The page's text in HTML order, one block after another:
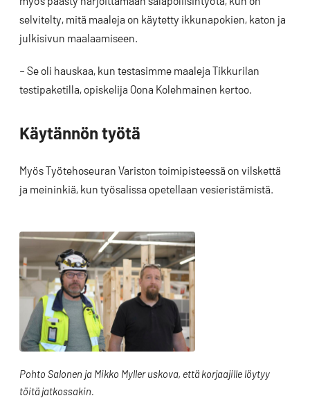
selvitelty, mitä maaleja on käytetty ikkunapokien, katon ja
julkisivun maalaamiseen.
– Se oli hauskaa, kun testasimme maaleja Tikkurilan
testipaketilla, opiskelija Oona Kolehmainen kertoo.
Käytännön työtä
Myös Työtehoseuran Variston toimipisteessä on vilskettä
ja meininkiä, kun työsalissa opetellaan vesieristämistä.
Pohto Salonen ja Mikko Myller uskova, että korjaajille löytyy
töitä jatkossakin.